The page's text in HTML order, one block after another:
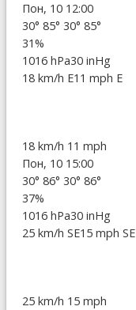
Пон, 10 12:00
30° 85° 30° 85°
31%
1016 hPa30 inHg
18 km/h E11 mph E
18 km/h 11 mph
Пон, 10 15:00
30° 86° 30° 86°
37%
1016 hPa30 inHg
25 km/h SE15 mph SE
25 km/h 15 mph